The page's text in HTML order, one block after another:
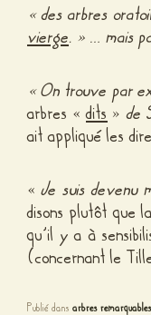
«des arbres
vierge. » … mais
«On trouve par
arbres «dits » de
ait appliqué les
« Je suis devenu
disons plutôt que
qu’il y a à
(concernant le
Publié dans arbres remarquables